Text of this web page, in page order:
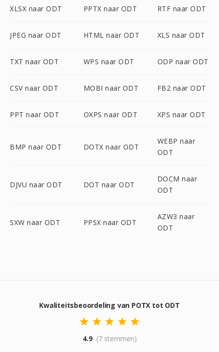
XLSX naar ODT PPTX naar ODT RTF naar ODT
JPEG naar ODT HTML naar ODT XLS naar ODT
TXT naar ODT WPS naar ODT ODP naar ODT
CSV naar ODT MOBI naar ODT FB2 naar ODT
PPT naar ODT OXPS naar ODT XPS naar ODT
BMP naar ODT DOTX naar ODT
WEBP naar
ODT
DJVU naar ODT DOT naar ODT
DOCM naar
ODT
SXW naar ODT PPSX naar ODT
AZW3 naar
ODT
Kwaliteitsbeoordeling van POTX tot ODT
4.9 (7 stemmen)